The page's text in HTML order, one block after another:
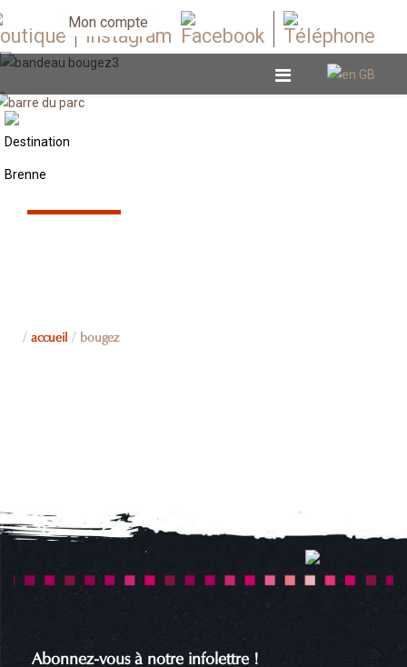
Mon compte
accueil bougez
Abonnez-vous à notre infolettre !